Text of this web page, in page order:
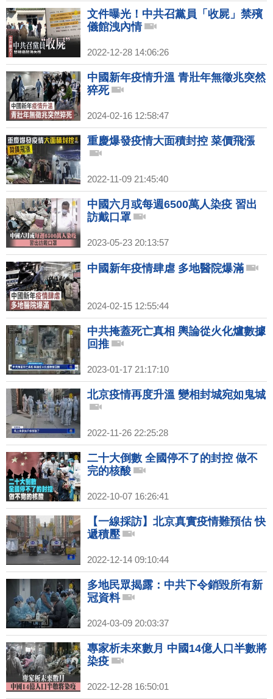
文件曝光！中共召黨員「收屍」禁殯
儀館洩內情
2022-12-28 14:06:26
中國新年疫情升溫 青壯年無徵兆突然
猝死
2024-02-16 12:58:47
重慶爆發疫情大面積封控 菜價飛漲
2022-11-09 21:45:40
中國六月或每週6500萬人染疫 習出
訪戴口罩
2023-05-23 20:13:57
中國新年疫情肆虐 多地醫院爆滿
2024-02-15 12:55:44
中共掩蓋死亡真相 輿論從火化爐數據
回推
2023-01-17 21:17:10
北京疫情再度升溫 變相封城宛如鬼城
2022-11-26 22:25:28
二十大倒數 全國停不了的封控 做不
完的核酸
2022-10-07 16:26:41
【一線採訪】北京真實疫情難預估 快
遞積壓
2022-12-14 09:10:44
多地民眾揭露：中共下令銷毀所有新
冠資料
2024-03-09 20:03:37
專家析未來數月 中國14億人口半數將
染疫
2022-12-28 16:50:01